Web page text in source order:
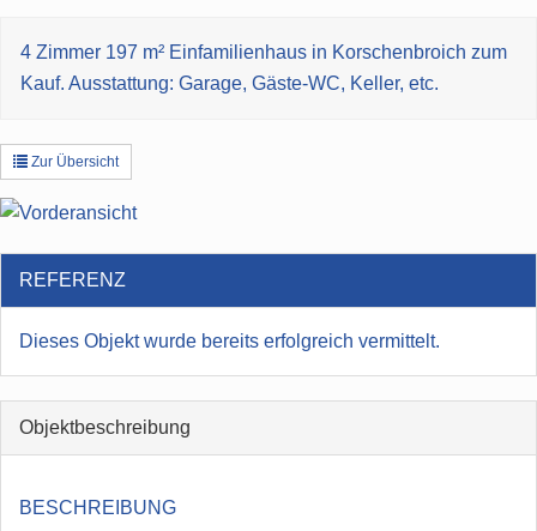
4 Zimmer 197 m² Einfamilienhaus in Korschenbroich zum
Kauf. Ausstattung: Garage, Gäste-WC, Keller, etc.
Zur Übersicht
REFERENZ
Dieses Objekt wurde bereits erfolgreich vermittelt.
Objekt­beschreibung
BESCHREIBUNG